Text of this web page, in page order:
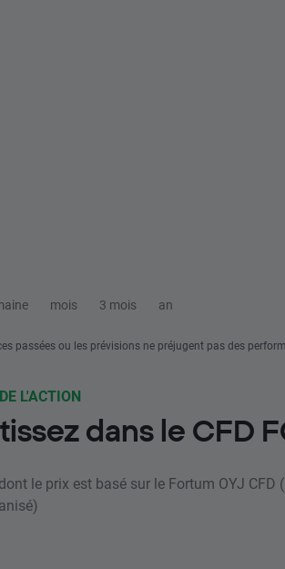
mois 3 mois an
passées ou les prévisions ne préjugent pas des
L'ACTION
dans le CFD
le prix est basé sur le Fortum OYJ CFD